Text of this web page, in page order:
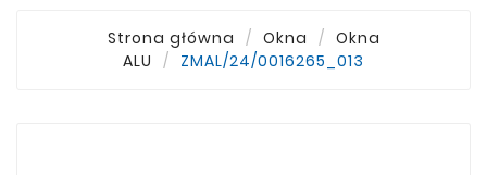
Strona główna Okna
Okna
ALU
ZMAL/24/0016265_013